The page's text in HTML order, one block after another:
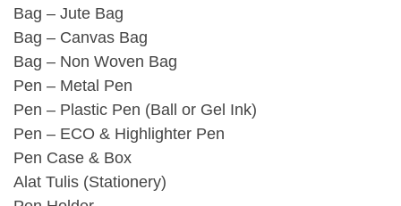
Bag – Jute Bag
Bag – Canvas Bag
Bag – Non Woven Bag
Pen – Metal Pen
Pen – Plastic Pen (Ball or Gel Ink)
Pen – ECO & Highlighter Pen
Pen Case & Box
Alat Tulis (Stationery)